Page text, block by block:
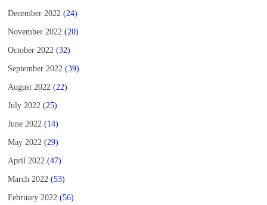
December 2022 (24)
November 2022 (20)
October 2022 (32)
September 2022 (39)
August 2022 (22)
July 2022 (25)
June 2022 (14)
May 2022 (29)
April 2022 (47)
March 2022 (53)
February 2022 (56)